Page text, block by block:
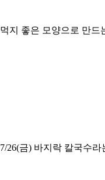
먹지 좋은 모양으로 만드
7/26(금) 바지락 칼국수